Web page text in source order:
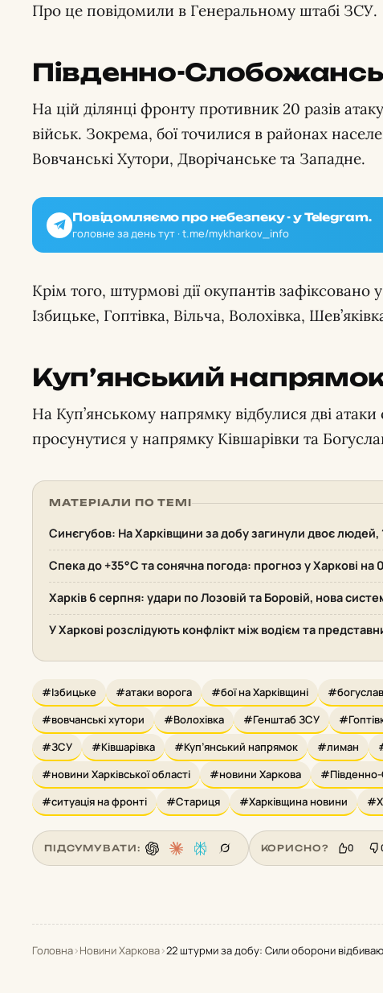
Про це повідомили в Генеральному штабі ЗСУ.
Південно-
На цій ділянці фронту противник 20 разів
військ. Зокрема, бої точилися в районах
Вовчанські Хутори, Дворічанське та Западне.
Повідомляємо про небезпеку - у Telegram.
головне за день тут · t.me/mykharkov_info
Крім того, штурмові дії окупантів
Ізбицьке, Гоптівка, Вільча, Волохівка,
Куп’янський
На Куп’янському напрямку відбулися дві
просунутися у напрямку Ківшарівки та
МАТЕРІАЛИ ПО ТЕМІ
Синєгубов: На Харківщини за добу загинули двоє
Спека до +35°С та сонячна погода: прогноз у Харкові на
Харків 6 серпня: удари по Лозовій та Боровій, нова
У Харкові розслідують конфлікт між водієм та
#Ізбицьке #атаки ворога #бої на Харківщині
#вовчанські хутори
#Волохівка #Генштаб ЗСУ
#ЗСУ
#Ківшарівка #Куп’янський напрямок #лиман
#новини Харківської області
#новини Харкова
#ситуація на фронті
#Стариця #Харківщина новини
ПІДСУМУВАТИ: КОРИСНО? 0
Головна›Новини Харкова›22 штурми за добу: Сили оборони